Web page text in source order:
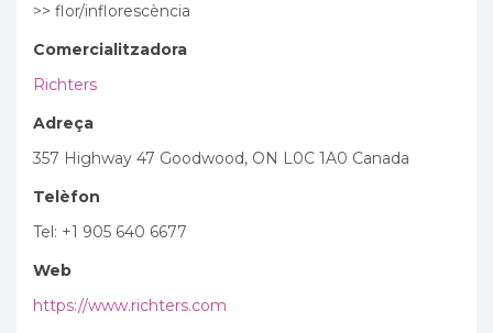
>> flor/inflorescència
Comercialitzadora
Richters
Adreça
357 Highway 47 Goodwood, ON L0C 1A0 Canada
Telèfon
Tel: +1 905 640 6677
Web
https://www.richters.com